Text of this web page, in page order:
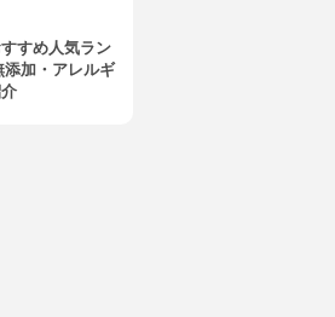
すめ人気ラン
加・アレルギ